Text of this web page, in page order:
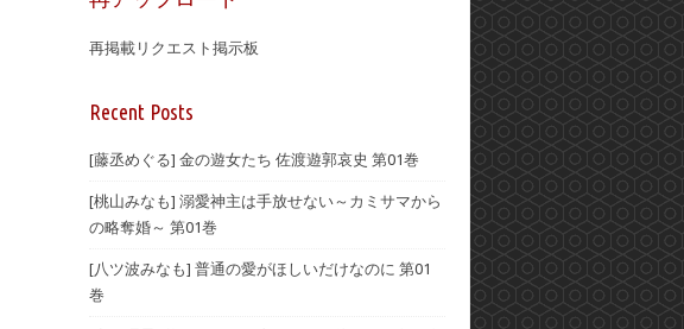
再掲載リクエスト掲示板
Recent Posts
[藤丞めぐる] 金の遊女たち 佐渡遊郭哀史 第01巻
[桃山みなも] 溺愛神主は手放せない～カミサマから
の略奪婚～ 第01巻
[八ツ波みなも] 普通の愛がほしいだけなのに 第01
巻